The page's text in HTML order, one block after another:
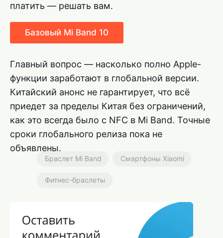
платить — решать вам.
Базовый Mi Band 10
Главный вопрос — насколько полно Apple-
функции заработают в глобальной версии.
Китайский анонс не гарантирует, что всё
приедет за пределы Китая без ограничений,
как это всегда было с NFC в Mi Band. Точные
сроки глобального релиза пока не
объявлены.
Браслет Mi Band Смартфоны Xiaomi
Фитнес-браслеты